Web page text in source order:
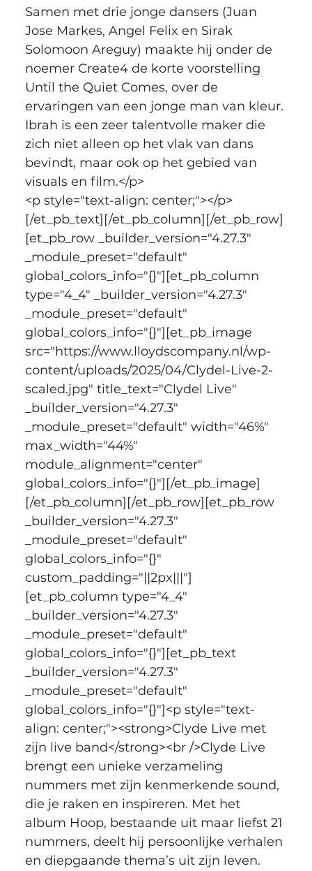
Samen met drie jonge dansers (Juan
Jose Markes, Angel Felix en Sirak
Solomoon Areguy) maakte hij onder de
noemer Create4 de korte voorstelling
Until the Quiet Comes, over de
ervaringen van een jonge man van kleur.
Ibrah is een zeer talentvolle maker die
zich niet alleen op het vlak van dans
bevindt, maar ook op het gebied van
visuals en film.</p>
<p style="text-align: center;"></p>
[/et_pb_text][/et_pb_column][/et_pb_row]
[et_pb_row _builder_version="4.27.3"
_module_preset="default"
global_colors_info="{}"][et_pb_column
type="4_4" _builder_version="4.27.3"
_module_preset="default"
global_colors_info="{}"][et_pb_image
src="https://www.lloydscompany.nl/wp-
content/uploads/2025/04/Clydel-Live-2-
scaled.jpg" title_text="Clydel Live"
_builder_version="4.27.3"
_module_preset="default" width="46%"
max_width="44%"
module_alignment="center"
global_colors_info="{}"][/et_pb_image]
[/et_pb_column][/et_pb_row][et_pb_row
_builder_version="4.27.3"
_module_preset="default"
global_colors_info="{}"
custom_padding="||2px|||"]
[et_pb_column type="4_4"
_builder_version="4.27.3"
_module_preset="default"
global_colors_info="{}"][et_pb_text
_builder_version="4.27.3"
_module_preset="default"
global_colors_info="{}"]<p style="text-
align: center;"><strong>Clyde Live met
zijn live band</strong><br />Clyde Live
brengt een unieke verzameling
nummers met zijn kenmerkende sound,
die je raken en inspireren. Met het
album Hoop, bestaande uit maar liefst 21
nummers, deelt hij persoonlijke verhalen
en diepgaande thema’s uit zijn leven.